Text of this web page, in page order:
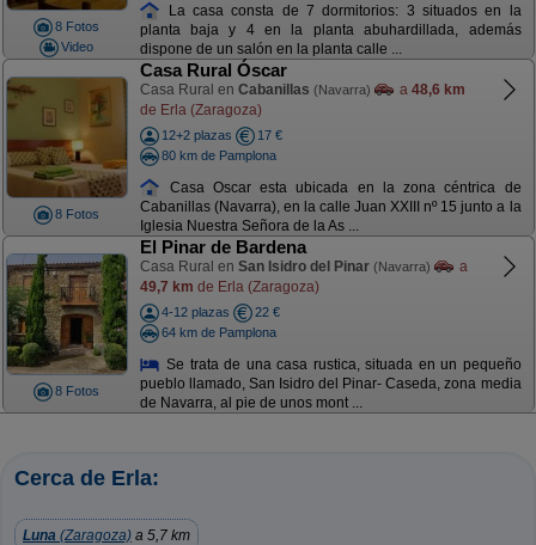
8 Fotos
Video
La casa consta de 7 dormitorios: 3 situados en la
planta baja y 4 en la planta abuhardillada, además
dispone de un salón en la planta calle ...
8 Fotos
Casa Rural Óscar
Casa Rural en Cabanillas (Navarra) a 48,6 km
de Erla (Zaragoza)
12+2 plazas
17 €
80 km de Pamplona
Casa Oscar esta ubicada en la zona céntrica de
Cabanillas (Navarra), en la calle Juan XXIII nº 15 junto a la
Iglesia Nuestra Señora de la As ...
8 Fotos
El Pinar de Bardena
Casa Rural en San Isidro del Pinar (Navarra)
a
49,7 km de Erla (Zaragoza)
4-12 plazas
22 €
64 km de Pamplona
Se trata de una casa rustica, situada en un pequeño
pueblo llamado, San Isidro del Pinar- Caseda, zona media
de Navarra, al pie de unos mont ...
Cerca de Erla:
Luna (Zaragoza) a 5,7 km